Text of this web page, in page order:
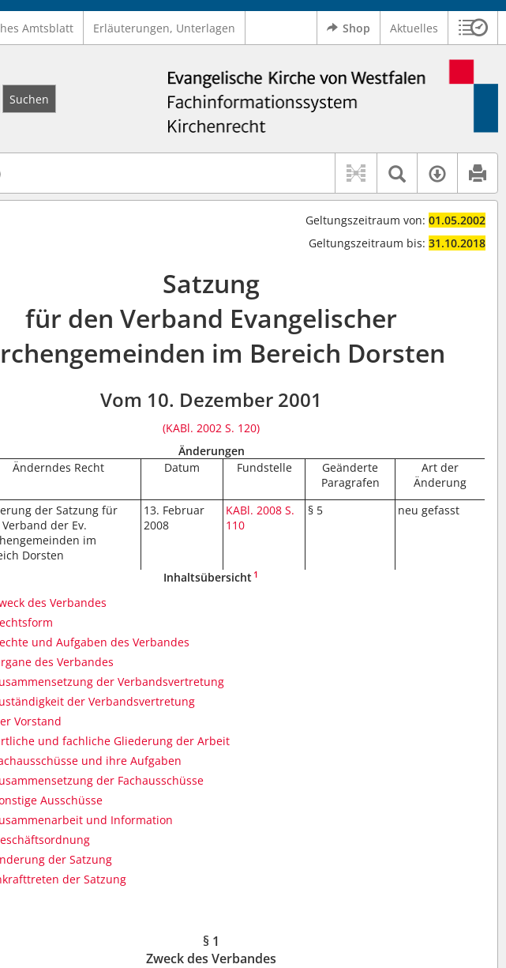
Amtsblatt Erläuterungen, Unterlagen Shop Aktuelles
Platzhalter "*", Bsp. Pfarrer*, findet auch: "Pfarrerinitiative" oder "Pfarrerausschuss".
finden Sie in unserer Hilfe.
Suchen
Textsuche
Geltungszeitraum von: 01.05.2002
Geltungszeitraum bis: 31.10.2018
Satzung
für den Verband Evangelischer
im Bereich Dorsten
Vom 10. Dezember 2001
(KABl. 2002 S. 120)
Änderungen
Änderndes Recht Datum Fundstelle
Geänderte
Paragrafen
Art der
Änderung
der Satzung für
der Ev.
im
Dorsten
13. Februar
2008
KABl. 2008 S.
110
§ 5 neu gefasst
Inhaltsübersicht 1
des Verbandes
und Aufgaben des Verbandes
des Verbandes
der Verbandsvertretung
der Verbandsvertretung
Vorstand
und fachliche Gliederung der Arbeit
und ihre Aufgaben
der Fachausschüsse
Ausschüsse
und Information
der Satzung
der Satzung
§ 1
Zweck des Verbandes